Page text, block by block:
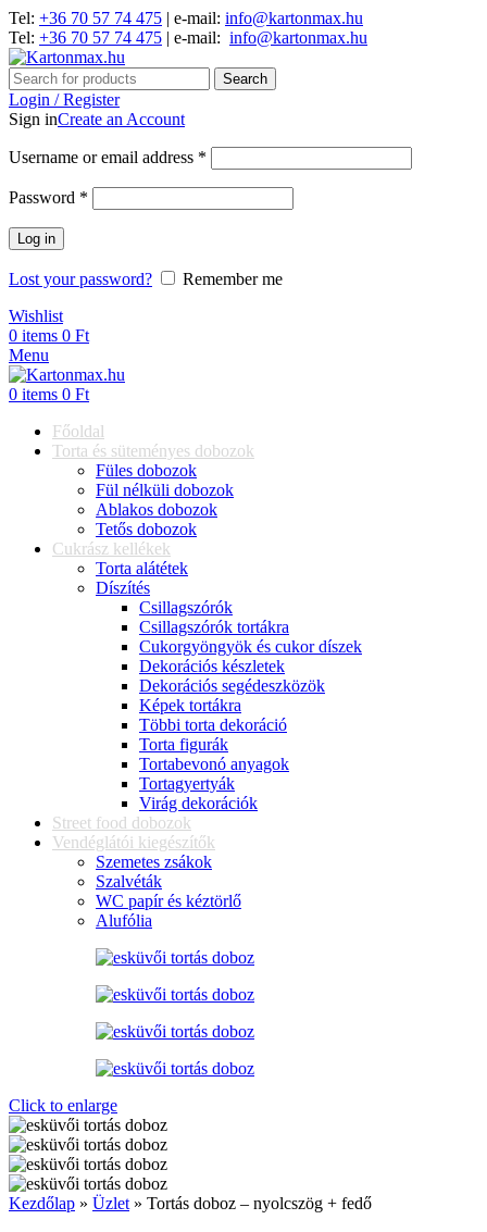
Tel: +36 70 57 74 475 | e-mail: info@kartonmax.hu
Tel: +36 70 57 74 475 | e-mail: info@kartonmax.hu
Search
Login / Register
Sign inCreate an Account
Username or email address *
Password *
Log in
Lost your password?
Remember me
Wishlist
0 items 0 Ft
Menu
0 items 0 Ft
Főoldal
Torta és süteményes dobozok
Füles dobozok
Fül nélküli dobozok
Ablakos dobozok
Tetős dobozok
Cukrász kellékek
Torta alátétek
Díszítés
Csillagszórók
Csillagszórók tortákra
Cukorgyöngyök és cukor díszek
Dekorációs készletek
Dekorációs segédeszközök
Képek tortákra
Többi torta dekoráció
Torta figurák
Tortabevonó anyagok
Tortagyertyák
Virág dekorációk
Street food dobozok
Vendéglátói kiegészítők
Szemetes zsákok
Szalvéták
WC papír és kéztörlő
Alufólia
Click to enlarge
Kezdőlap » Üzlet » Tortás doboz – nyolcszög + fedő